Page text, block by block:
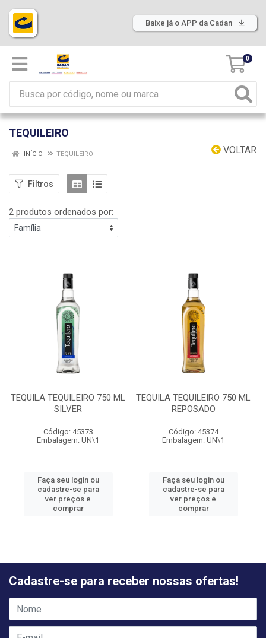
Baixe já o APP da Cadan
0
TEQUILEIRO
VOLTAR
INÍCIO TEQUILEIRO
Filtros
2 produtos ordenados por:
TEQUILA TEQUILEIRO 750 ML
SILVER
Código: 45373
Embalagem: UN\1
Faça seu login ou
cadastre-se para
ver preços e
comprar
TEQUILA TEQUILEIRO 750 ML
REPOSADO
Código: 45374
Embalagem: UN\1
Faça seu login ou
cadastre-se para
ver preços e
comprar
Cadastre-se para receber nossas ofertas!